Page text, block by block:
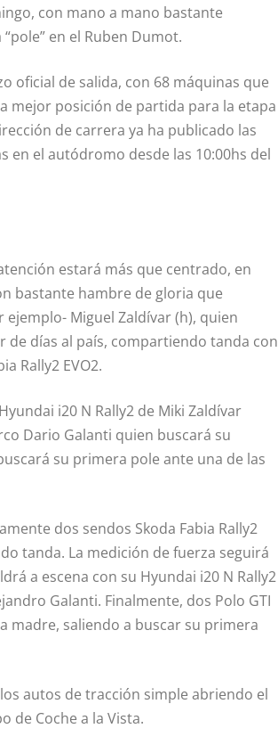
con mano a mano bastante
en el Ruben Dumot.
oficial de salida, con 68 máquinas que
mejor posición de partida para la etapa
de carrera ya ha publicado las
en el autódromo desde las 10:00hs del
estará más que centrado, en
bastante hambre de gloria que
Miguel Zaldívar (h), quien
de días al país, compartiendo tanda con
Rally2 EVO2.
i20 N Rally2 de Miki Zaldívar
Dario Galanti quien buscará su
su primera pole ante una de las
dos sendos Skoda Fabia Rally2
tanda. La medición de fuerza seguirá
a escena con su Hyundai i20 N Rally2
Galanti. Finalmente, dos Polo GTI
madre, saliendo a buscar su primera
autos de tracción simple abriendo el
de Coche a la Vista.